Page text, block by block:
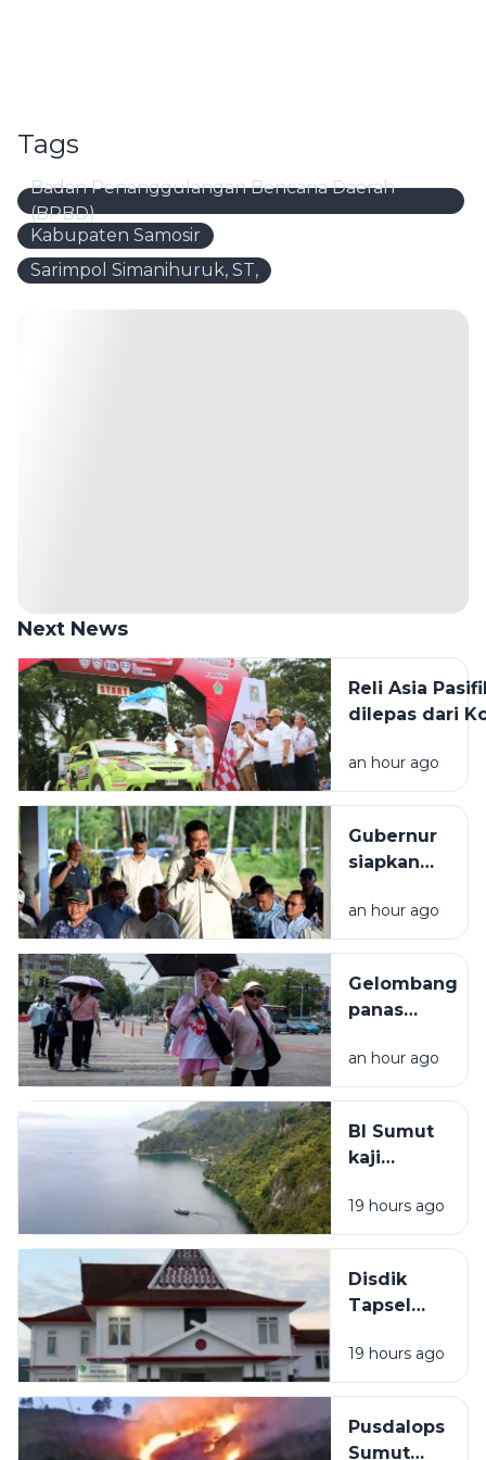
Tags
Badan Penanggulangan Bencana Daerah
(BPBD)
Kabupaten Samosir
Sarimpol Simanihuruk, ST,
Next News
Reli Asia
dilepas dari
diikuti 45
an hour ago
Gubernur
siapkan
bangun
rumah
kelapa di
Nias Utara
an hour ago
Gelombang
panas
sebagian
besar
Selatan
an hour ago
BI Sumut
kaji
wisata
Danau d d
ekonomi
khusus
19 hours ago
Disdik
Tapsel
tangan
tindaklanjuti
guru dan
19 hours ago
Pusdalops
Sumut